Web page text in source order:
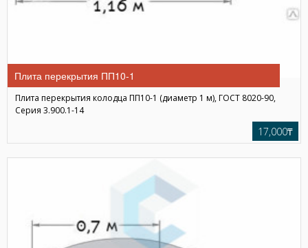
Плита перекрытия ПП10-1
Плита перекрытия колодца ПП10-1 (диаметр 1 м), ГОСТ 8020-90,
Серия 3.900.1-14
17,000₸